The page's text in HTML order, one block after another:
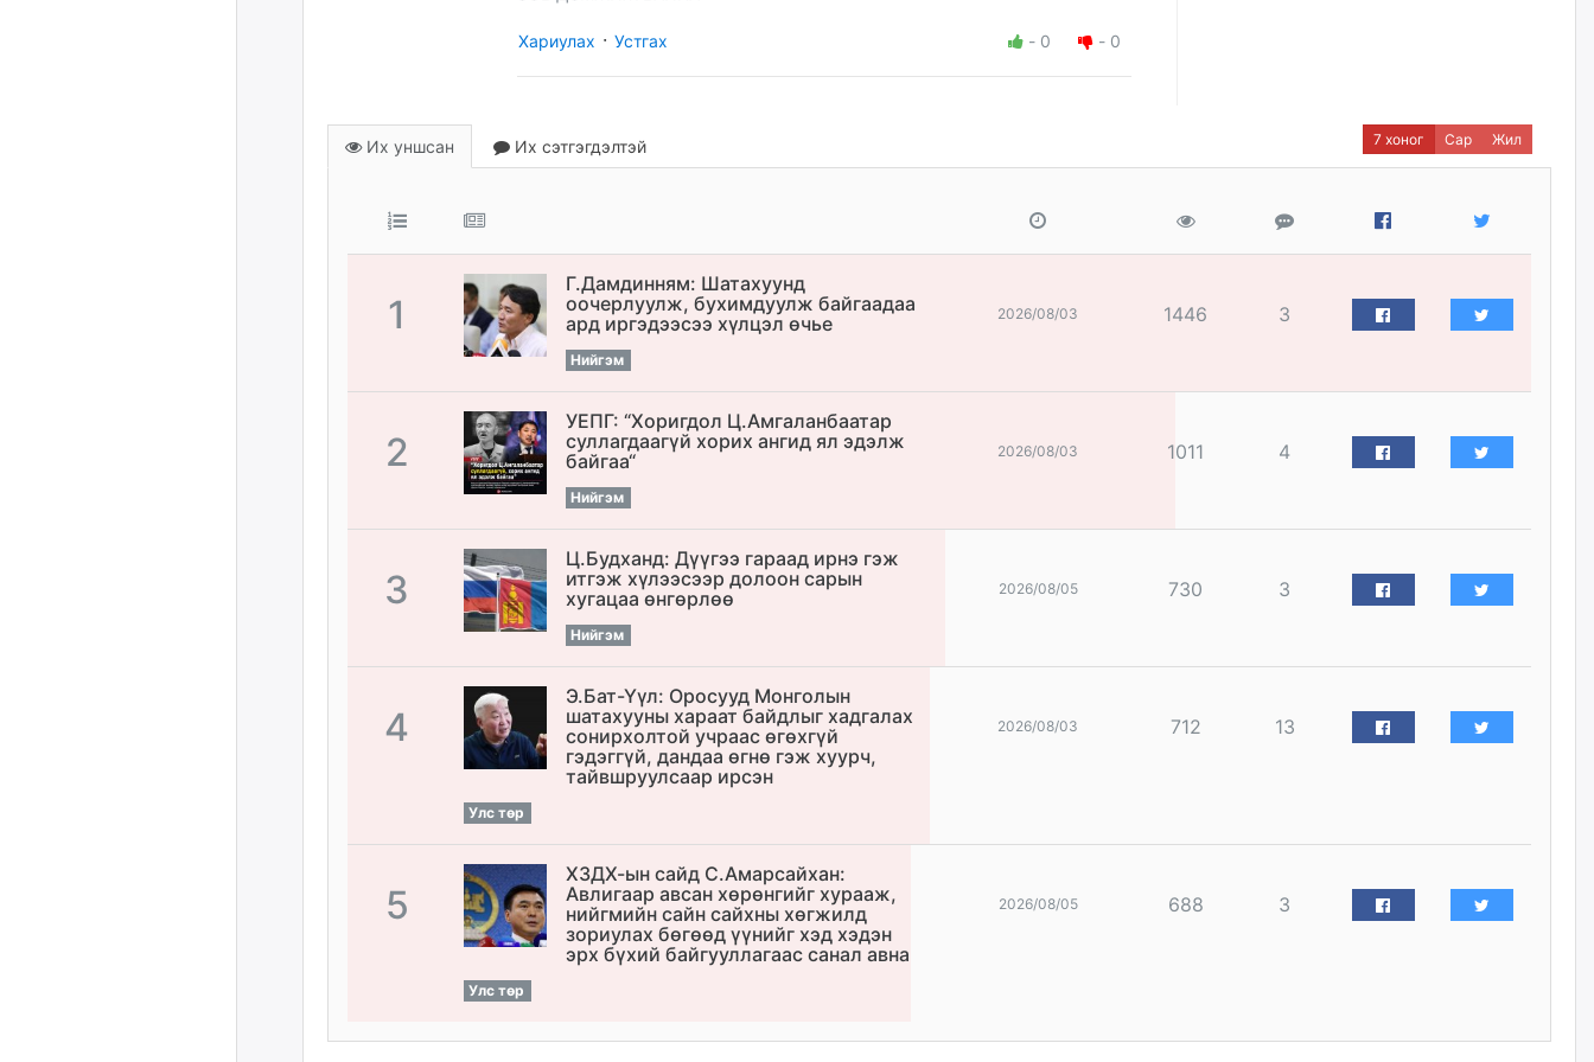
Хариулах · Устгах - 0 - 0
Орон сууц, нийтийн аж ахуй,
авто зам, тохижилт
үйлчилгээний ажилтнуудын
ХАРИЛЦАА хандлагатай
Бариста хийх нь залуусын
дунд яагаад трэнд болов
"Урьхан" Б.Чинбат гэж хүн
бизнес хамтрагчаа гүтгэж
Д.Амарбаясгалан:
зогсоож, Арабын орнуудаас
уржигдар
дүүрдэг
Их уншсан Их сэтгэгдэлтэй 7 хоног Сар Жил
1
Г.Дамдинням: Шатахуунд
оочерлуулж, бухимдуулж байгаадаа
ард иргэдээсээ хүлцэл өчье
Нийгэм
2026/08/03 1446 3
2
УЕПГ: “Хоригдол Ц.Амгаланбаатар
cуллагдаагүй хорих ангид ял эдэлж
байгаа“
Нийгэм
2026/08/03 1011 4
3
Ц.Будханд: Дүүгээ гараад ирнэ гэж
итгэж хүлээсээр долоон сарын
хугацаа өнгөрлөө
Нийгэм
2026/08/05 730 3
4
Э.Бат-Үүл: Оросууд Монголын
шатахууны хараат байдлыг хадгалах
сонирхолтой учраас өгөхгүй
гэдэггүй, дандаа өгнө гэж хуурч,
тайвшруулсаар ирсэн
Улс төр
2026/08/03 712 13
5
ХЗДХ-ын сайд С.Амарсайхан:
Авлигаар авсан хөрөнгийг хурааж,
нийгмийн сайн сайхны хөгжилд
зориулах бөгөөд үүнийг хэд хэдэн
эрх бүхий байгууллагаас санал авна
Улс төр
2026/08/05 688 3